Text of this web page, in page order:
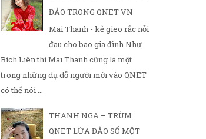
ĐẢO TRONG QNET VN
Mai Thanh - kẻ gieo rắc nỗi
đau cho bao gia đình Như
Bích Liên thì Mai Thanh cũng là một
trong những dụ dỗ người mới vào QNET
có thể nói ...
THANH NGA – TRÙM
QNET LỪA ĐẢO SỐ MỘT